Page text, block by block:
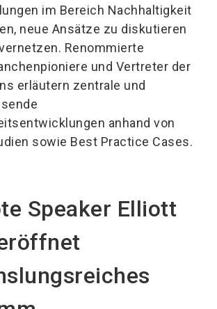
im Bereich Nachhaltigkeit
neue Ansätze zu diskutieren
Renommierte
und Vertreter der
erläutern zentrale und
anhand von
sowie Best Practice Cases.
Speaker Elliott